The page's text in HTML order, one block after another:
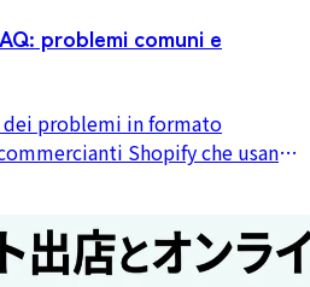
problemi comuni e
problemi in formato
Shopify che usano
del tracciamento e